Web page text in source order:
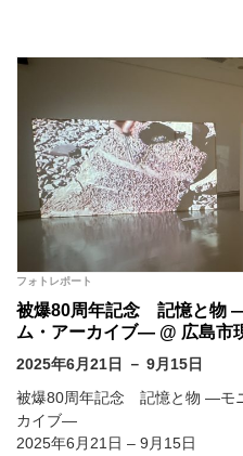
フォトレポート
被爆80周年記念 記憶と物
ム・アーカイブ― @ 広島市
2025年6月21日 － 9月15日
被爆80周年記念 記憶と物 ―モ
カイブ―
2025年6月21日 – 9月15日